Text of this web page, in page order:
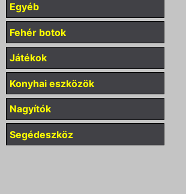
Egyéb
Fehér botok
Játékok
Konyhai eszközök
Nagyítók
Segédeszköz